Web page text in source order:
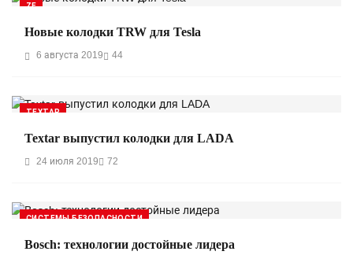
ZF
Новые колодки TRW для Tesla
6 августа 2019 44
TEXTAR
Textar выпустил колодки для LADA
24 июля 2019 72
СИСТЕМЫ БЕЗОПАСНОСТИ
Bosch: технологии достойные лидера